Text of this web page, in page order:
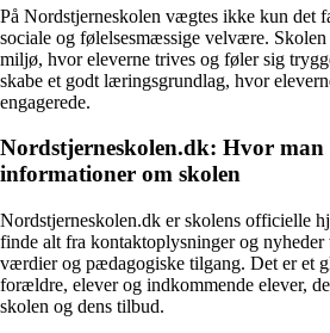
På Nordstjerneskolen vægtes ikke kun det
sociale og følelsesmæssige velvære. Skolen
miljø, hvor eleverne trives og føler sig
skabe et godt læringsgrundlag, hvor
engagerede.
Nordstjerneskolen.dk: Hvor
informationer om skolen
Nordstjerneskolen.dk er skolens officielle
finde alt fra kontaktoplysninger og
værdier og pædagogiske tilgang. Det er et
forældre, elever og indkommende elever,
skolen og dens tilbud.